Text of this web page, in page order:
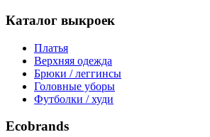
Каталог выкроек
Платья
Верхняя одежда
Брюки / леггинсы
Головные уборы
Футболки / худи
Ecobrands